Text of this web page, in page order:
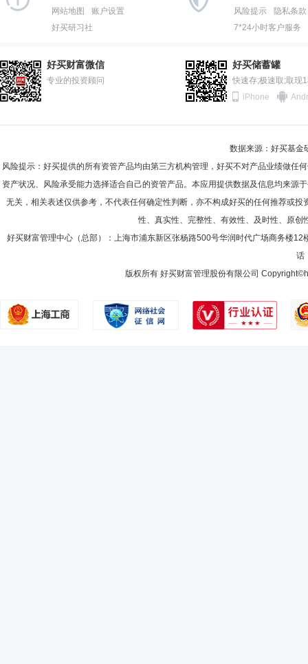
网站地图
账户设置
好买研习社
风险提示
隐私条款
7*24小时客户服务
好买财富微信
专业的投资顾问
好买储蓄罐
快速存;极速取;取现
iPhone
数据来源：好买基金
风险提示：好买提供的所有资管产品均由第三方机构管理，好买不对产品业绩做
资产状况、风险承受能力选择适合自己的资管产品。本应用提供数据及信息均来
无关，相关表述仅供参考，不代表任何确定性判断，亦不构成好买的任何推荐或
性、真实性、完整性、有效性、及时性、原
好买财富管理中心（总部）：上海市浦东新区张杨路500号华润时代广场商务楼12
话
版权所有 好买财富管理股份有限公司